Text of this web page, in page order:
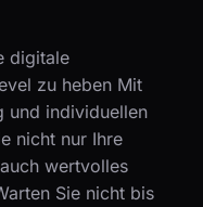
digitale
zu heben Mit
und individuellen
nicht nur Ihre
wertvolles
Sie nicht bis